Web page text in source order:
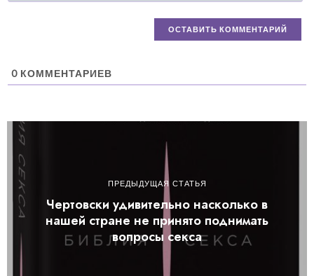
0 КОММЕНТАРИЕВ
ПРЕДЫДУЩАЯ СТАТЬЯ
Чертовски удивительно насколько в
нашей стране не принято поднимать
вопросы секса